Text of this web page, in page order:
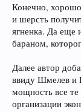
Конечно,
и шерсть
ягненка. Да еще
бараном,
Далее автор
ввиду Шмелев и
мощность все те
организации